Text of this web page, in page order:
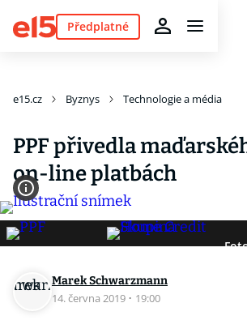
Předplatné
e15.cz Byznys Technologie a média
PPF přivedla
on-line platbách
Marek Schwarzmann
14. června 2019 · 19:00